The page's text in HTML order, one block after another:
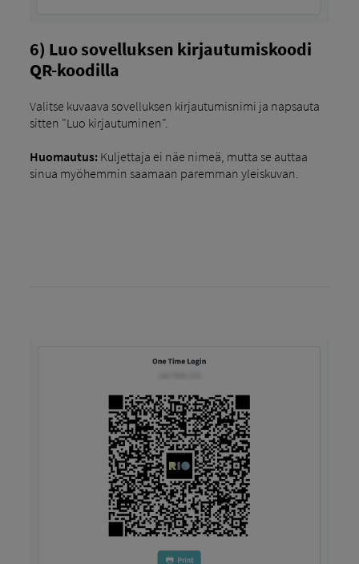
6) Luo sovelluksen kirjautumiskoodi
QR-koodilla
Valitse kuvaava sovelluksen kirjautumisnimi ja napsauta
sitten "Luo kirjautuminen".
Huomautus:Kuljettaja ei näe nimeä, mutta se auttaa
sinua myöhemmin saamaan paremman yleiskuvan.